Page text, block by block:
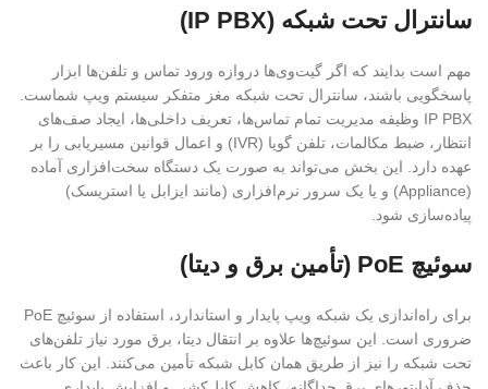
سانترال تحت شبکه (IP PBX)
مهم است بدایند که اگر گیت‌وی‌ها دروازه ورود تماس و تلفن‌ها ابزار
پاسخگویی باشند، سانترال تحت شبکه مغز متفکر سیستم ویپ شماست.
IP PBX وظیفه مدیریت تمام تماس‌ها، تعریف داخلی‌ها، ایجاد صف‌های
انتظار، ضبط مکالمات، تلفن گویا (IVR) و اعمال قوانین مسیریابی را بر
عهده دارد. این بخش می‌تواند به صورت یک دستگاه سخت‌افزاری آماده
(Appliance) و یا یک سرور نرم‌افزاری (مانند ایزابل یا استریسک)
پیاده‌سازی شود.
سوئیچ PoE (تأمین برق و دیتا)
برای راه‌اندازی یک شبکه ویپ پایدار و استاندارد، استفاده از سوئیچ PoE
ضروری است. این سوئیچ‌ها علاوه بر انتقال دیتا، برق مورد نیاز تلفن‌های
تحت شبکه را نیز از طریق همان کابل شبکه تأمین می‌کنند. این کار باعث